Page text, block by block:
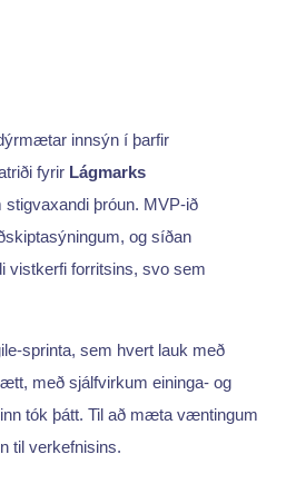
innsýn í þarfir
fyrir Lágmarks
stigvaxandi þróun. MVP-ið
og síðan
vistkerfi forritsins, svo sem
sprinta, sem hvert lauk með
með sjálfvirkum eininga- og
tók þátt. Til að mæta væntingum
til verkefnisins.